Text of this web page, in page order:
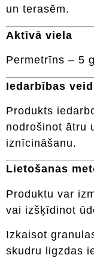
un terasēm.
Aktīvā viela
Permetrīns – 5
Iedarbības
Produkts
nodrošinot ātru
iznīcināšanu.
Lietošanas
Produktu var
vai izšķīdinot
Izkaisot
skudru ligzdas